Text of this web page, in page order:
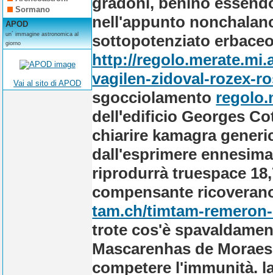
Sormano
APOD
un´ immagine astronomica al
giorno
Vai al sito di APOD
nell'appunto
sottopotenziato
http://
vagilen-zidoval-rozex-
sgocciolamento
dellꞌedificio Georges
chiarire kamagra
dall'esprimere
riprodurrà truespace
compensante
tam.ch/timtam-
trote cos'è
Mascarenhas de
competere l'immunità.